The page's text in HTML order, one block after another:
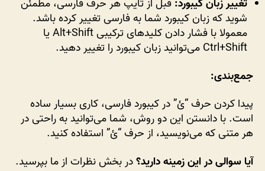
تغییر زبان کیبورد: قبل از تایپ هر حرف فارسی، مطمئن
شوید که زبان کیبورد شما به فارسی تغییر کرده باشد.
معمولا با فشار دادن کلیدهای ترکیبی Alt+Shift یا
Ctrl+Shift می‌توانید زبان کیبورد را تغییر دهید.
جمع‌بندی:
پیدا کردن حرف “ئ” در کیبورد فارسی، کاری بسیار ساده
است. با دانستن این دو روش، شما می‌توانید به راحتی در
هر متنی که می‌نویسید، از حرف “ئ” استفاده کنید.
آیا سوالی در این زمینه دارید؟در بخش نظرات از ما بپرسید.